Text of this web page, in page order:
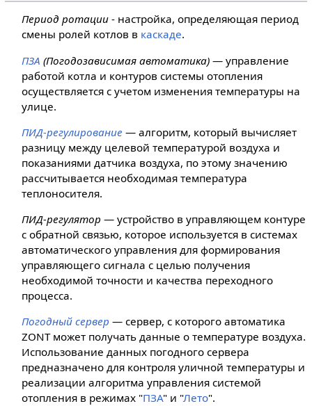
Период ротации - настройка, определяющая период
смены ролей котлов в каскаде.
ПЗА (Погодозависимая автоматика) — управление
работой котла и контуров системы отопления
осуществляется с учетом изменения температуры на
улице.
ПИД-регулирование — алгоритм, который вычисляет
разницу между целевой температурой воздуха и
показаниями датчика воздуха, по этому значению
рассчитывается необходимая температура
теплоносителя.
ПИД-регулятор — устройство в управляющем контуре
с обратной связью, которое используется в системах
автоматического управления для формирования
управляющего сигнала с целью получения
необходимой точности и качества переходного
процесса.
Погодный сервер — сервер, с которого автоматика
ZONT может получать данные о температуре воздуха.
Использование данных погодного сервера
предназначено для контроля уличной температуры и
реализации алгоритма управления системой
отопления в режимах "ПЗА" и "Лето".